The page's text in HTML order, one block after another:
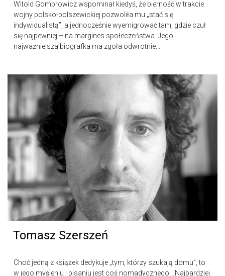
Witold Gombrowicz wspominał kiedyś, że bierność w trakcie
wojny polsko-bolszewickiej pozwoliła mu „stać się
indywidualistą”, a jednocześnie wyemigrować tam, gdzie czuł
się najpewniej – na margines społeczeństwa. Jego
najważniejsza biografka ma zgoła odwrotnie...
Tomasz Szerszeń
Choć jedną z książek dedykuje „tym, którzy szukają domu”, to
w jego myśleniu i pisaniu jest coś nomadycznego. „Najbardziej